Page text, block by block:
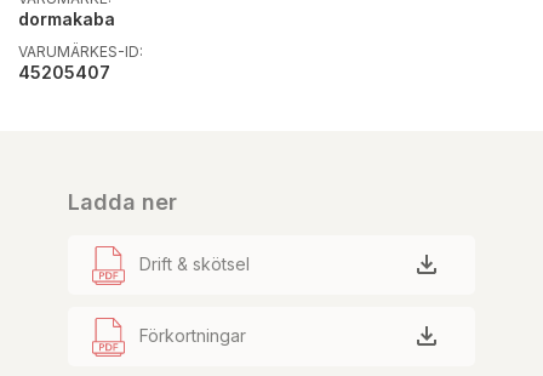
dormakaba
VARUMÄRKES-ID:
45205407
Ladda ner
Drift & skötsel
Förkortningar